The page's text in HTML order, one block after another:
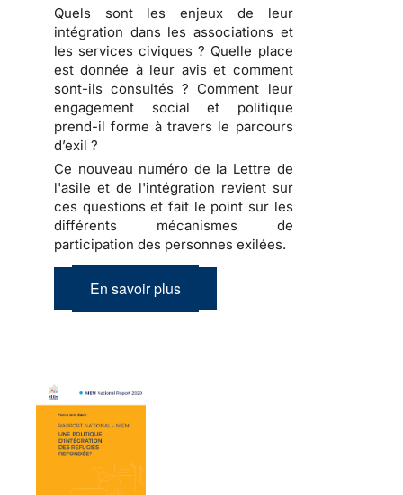
Quels sont les enjeux de leur
intégration dans les associations et
les services civiques ? Quelle place
est donnée à leur avis et comment
sont-ils consultés ? Comment leur
engagement social et politique
prend-il forme à travers le parcours
d’exil ?
Ce nouveau numéro de la Lettre de
l'asile et de l'intégration revient sur
ces questions et fait le point sur les
différents mécanismes de
participation des personnes exilées.
En savoir plus